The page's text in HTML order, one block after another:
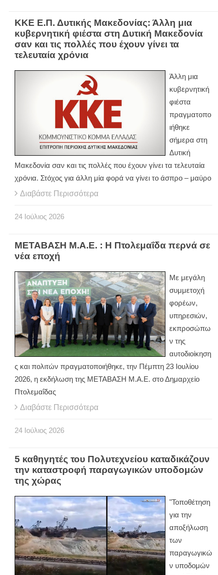
ΚΚΕ Ε.Π. Δυτικής Μακεδονίας: Άλλη μια
κυβερνητική φιέστα στη Δυτική Μακεδονία
σαν και τις πολλές που έχουν γίνει τα
τελευταία χρόνια
Άλλη μια
κυβερνητική
φιέστα
πραγματοπο
ιήθηκε
σήμερα στη
Δυτική
Μακεδονία σαν και τις πολλές που έχουν γίνει τα τελευταία
χρόνια. Στόχος για άλλη μία φορά να γίνει το άσπρο – μαύρο
Διαβάστε Περισσότερα
24 Ιούλιος 2026
ΜΕΤΑΒΑΣΗ Μ.Α.Ε. : Η Πτολεμαΐδα περνά σε
νέα εποχή
Με μεγάλη
συμμετοχή
φορέων,
υπηρεσιών,
εκπροσώπω
ν της
αυτοδιοίκηση
ς και πολιτών πραγματοποιήθηκε, την Πέμπτη 23 Ιουλίου
2026, η εκδήλωση της ΜΕΤΑΒΑΣΗ Μ.Α.Ε. στο Δημαρχείο
Πτολεμαΐδας
Διαβάστε Περισσότερα
24 Ιούλιος 2026
5 καθηγητές του Πολυτεχνείου καταδικάζουν
την καταστροφή παραγωγικών υποδομών
της χώρας
"Τοποθέτηση
για την
αποξήλωση
των
παραγωγικώ
ν υποδομών